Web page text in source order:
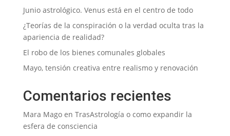
Junio astrológico. Venus está en el centro de todo
¿Teorías de la conspiración o la verdad oculta tras la
apariencia de realidad?
El robo de los bienes comunales globales
Mayo, tensión creativa entre realismo y renovación
Comentarios recientes
Mara Magoen TrasAstrología o como expandir la
esfera de consciencia